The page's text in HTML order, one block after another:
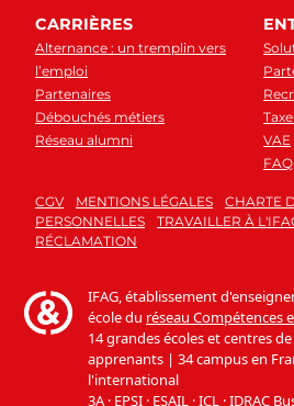
CARRIÈRES
Alternance : un tremplin vers
l’emploi
Partenaires
Débouchés métiers
Réseau alumni
VAE
CGV MENTIONS LÉGALES
CHARTE
PERSONNELLES
TRAVAILLER À
RÉCLAMATION